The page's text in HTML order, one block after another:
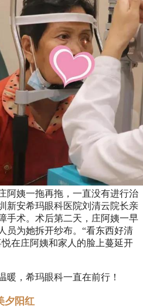
阿姨一拖再拖，一直没有进行治
新安希玛眼科医院刘清云院长亲
手术。术后第二天，庄阿姨一早
员为她拆开纱布。“看东西好清
在庄阿姨和家人的脸上蔓延开
暖，希玛眼科一直在前行！
夕阳红